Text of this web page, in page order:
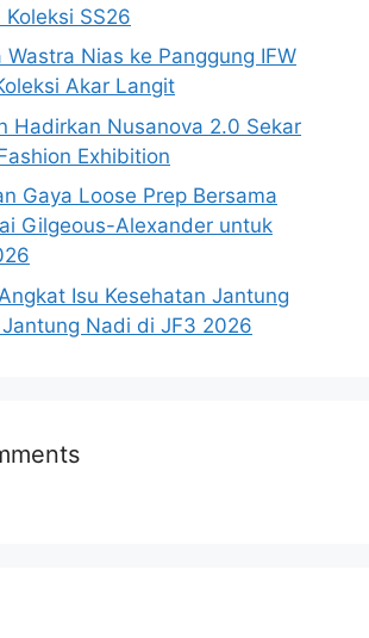
SS26
Wastra Nias ke Panggung IFW
Akar Langit
Hadirkan Nusanova 2.0 Sekar
Exhibition
Gaya Loose Prep Bersama
Gilgeous-Alexander untuk
Isu Kesehatan Jantung
Nadi di JF3 2026